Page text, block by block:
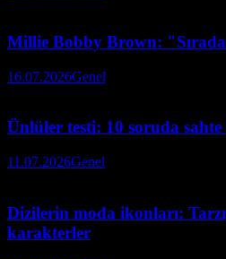
Millie Bobby Brown:
16.07.2026Genel
Ünlüler testi: 10 soruda
11.07.2026Genel
Dizilerin moda ikonları:
karakterler